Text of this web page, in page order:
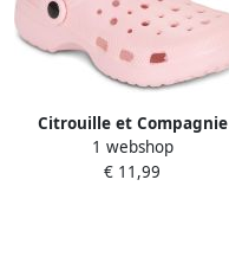
Citrouille et Compagnie
Platte sandalen PELIO
1 webshop
€ 11,99